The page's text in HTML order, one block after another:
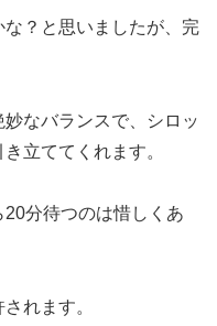
？と思いましたが、完
なバランスで、シロッ
立ててくれます。
分待つのは惜しくあ
れます。